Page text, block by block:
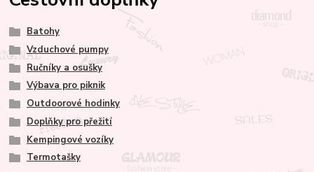
Batohy
Vzduchové pumpy
Ručníky a osušky
Výbava pro piknik
Outdoorové hodinky
Doplňky pro přežití
Kempingové vozíky
Termotašky